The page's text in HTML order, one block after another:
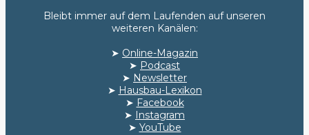
Bleibt immer auf dem Laufenden auf unseren
weiteren Kanälen:
➤ Online-Magazin
➤ Podcast
➤ Newsletter
➤ Hausbau-Lexikon
➤ Facebook
➤
Instagram
➤ YouTube